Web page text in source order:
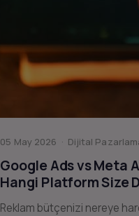
05 May 2026 · Dijital
Google Ads vs Meta
Hangi Platform Size
Reklam bütçenizi nereye